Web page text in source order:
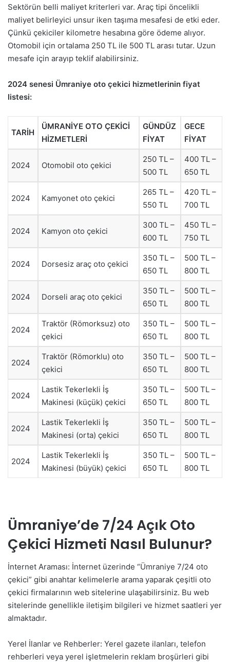
Sektörün belli maliyet kriterleri var. Araç tipi öncelikli
maliyet belirleyici unsur iken taşıma mesafesi de etki eder.
Çünkü çekiciler kilometre hesabına göre ödeme alıyor.
Otomobil için ortalama 250 TL ile 500 TL arası tutar. Uzun
mesafe için arayıp teklif alabilirsiniz.
2024 senesi Ümraniye oto çekici hizmetlerinin fiyat
listesi:
TARİH
ÜMRANİYE OTO ÇEKİCİ
HİZMETLERİ
GÜNDÜZ
FİYAT
GECE
FİYAT
2024 Otomobil oto çekici
250 TL –
500 TL
400 TL –
650 TL
2024 Kamyonet oto çekici
265 TL –
550 TL
420 TL –
700 TL
2024 Kamyon oto çekici
300 TL –
600 TL
450 TL –
750 TL
2024 Dorsesiz araç oto çekici
350 TL –
650 TL
500 TL –
800 TL
2024 Dorseli araç oto çekici
350 TL –
650 TL
500 TL –
800 TL
2024
Traktör (Römorksuz) oto
çekici
350 TL –
650 TL
500 TL –
800 TL
2024
Traktör (Römorklu) oto
çekici
350 TL –
650 TL
500 TL –
800 TL
2024
Lastik Tekerlekli İş
Makinesi (küçük) çekici
350 TL –
650 TL
500 TL –
800 TL
2024
Lastik Tekerlekli İş
Makinesi (orta) çekici
350 TL –
650 TL
500 TL –
800 TL
2024
Lastik Tekerlekli İş
Makinesi (büyük) çekici
350 TL –
650 TL
500 TL –
800 TL
Ümraniye’de 7/24 Açık Oto
Çekici Hizmeti Nasıl Bulunur?
İnternet Araması: İnternet üzerinde “Ümraniye 7/24 oto
çekici” gibi anahtar kelimelerle arama yaparak çeşitli oto
çekici firmalarının web sitelerine ulaşabilirsiniz. Bu web
sitelerinde genellikle iletişim bilgileri ve hizmet saatleri yer
almaktadır.
Yerel İlanlar ve Rehberler: Yerel gazete ilanları, telefon
rehberleri veya yerel işletmelerin reklam broşürleri gibi